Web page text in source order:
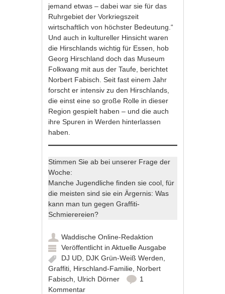
jemand etwas – dabei war sie für das
Ruhrgebiet der Vorkriegszeit
wirtschaftlich von höchster Bedeutung.“
Und auch in kultureller Hinsicht waren
die Hirschlands wichtig für Essen, hob
Georg Hirschland doch das Museum
Folkwang mit aus der Taufe, berichtet
Norbert Fabisch. Seit fast einem Jahr
forscht er intensiv zu den Hirschlands,
die einst eine so große Rolle in dieser
Region gespielt haben – und die auch
ihre Spuren in Werden hinterlassen
haben.
Stimmen Sie ab bei unserer Frage der
Woche:
Manche Jugendliche finden sie cool, für
die meisten sind sie ein Ärgernis: Was
kann man tun gegen Graffiti-
Schmierereien?
Waddische Online-Redaktion
Veröffentlicht inAktuelle Ausgabe
DJ UD DJK Grün-Weiß Werden
Graffiti Hirschland-Familie Norbert
Fabisch
Ulrich Dörner
1
Kommentar